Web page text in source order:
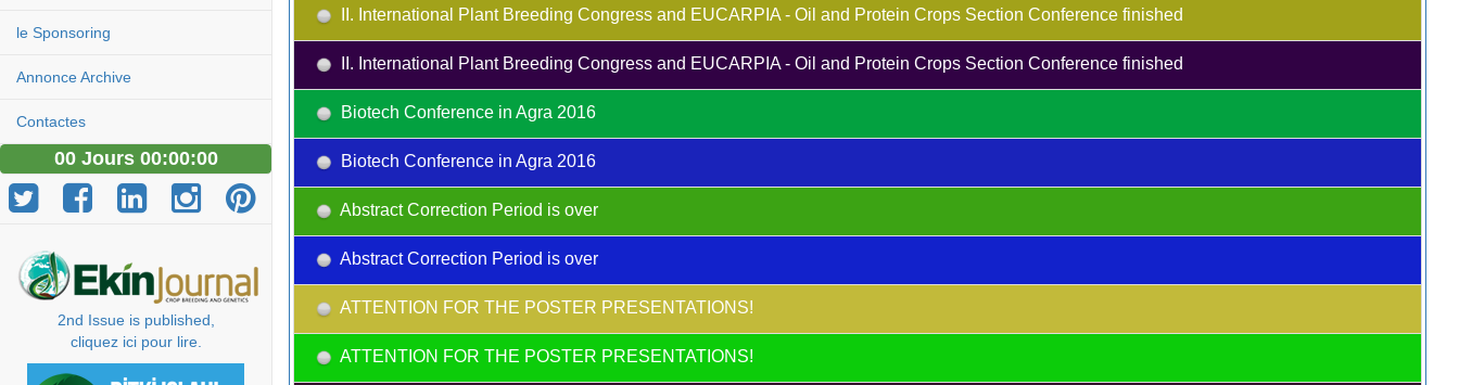
le Sponsoring
Annonce Archive
Contactes
00 Jours 00:00:00
2nd Issue is published,
cliquez ici pour lire.
II. International Plant Breeding Congress and EUCARPIA - Oil and Protein Crops Section Conference finished
II. International Plant Breeding Congress and EUCARPIA - Oil and Protein Crops Section Conference finished
Biotech Conference in Agra 2016
Biotech Conference in Agra 2016
Abstract Correction Period is over
Abstract Correction Period is over
ATTENTION FOR THE POSTER PRESENTATIONS!
ATTENTION FOR THE POSTER PRESENTATIONS!